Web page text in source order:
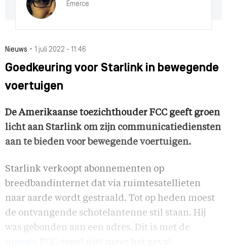
Emerce
Nieuws - 1 juli 2022 - 11:46
Goedkeuring voor Starlink in bewegende
voertuigen
De Amerikaanse toezichthouder FCC geeft groen
licht aan Starlink om zijn communicatiediensten
aan te bieden voor bewegende voertuigen.
Starlink verkoopt abonnementen op
breedbandinternet dat via ruimtesatellieten
naar aarde wordt gestraald. Tot op heden moest
de ontvangende schotelantenne stil staan. Hij
was gebonden aan een adres. Dit is met de